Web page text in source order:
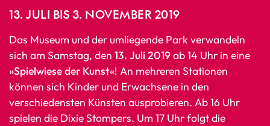
13. JULI BIS 3. NOVEMBER 2019
Das Museum und der umliegende Park verwandeln
sich am Samstag, den 13. Juli 2019ab 14 Uhr in eine
»Spielwiese der Kunst«! An mehreren Stationen
können sich Kinder und Erwachsene in den
verschiedensten Künsten ausprobieren. Ab 16 Uhr
spielen die Dixie Stompers. Um 17 Uhr folgt die